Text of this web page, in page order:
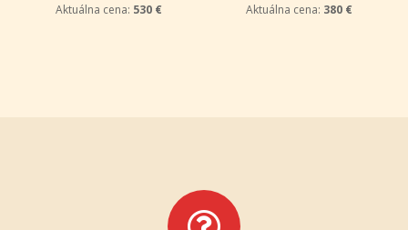
Aktuálna cena: 530 € Aktuálna cena: 380 €